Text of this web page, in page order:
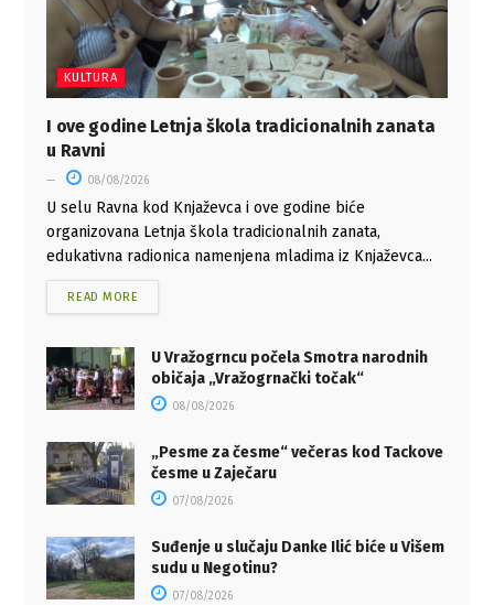
KULTURA
I ove godine Letnja škola tradicionalnih zanata
u Ravni
08/08/2026
U selu Ravna kod Knjaževca i ove godine biće
organizovana Letnja škola tradicionalnih zanata,
edukativna radionica namenjena mladima iz Knjaževca...
READ MORE
U Vražogrncu počela Smotra narodnih
običaja „Vražogrnački točak“
08/08/2026
„Pesme za česme“ večeras kod Tackove
česme u Zaječaru
07/08/2026
Suđenje u slučaju Danke Ilić biće u Višem
sudu u Negotinu?
07/08/2026